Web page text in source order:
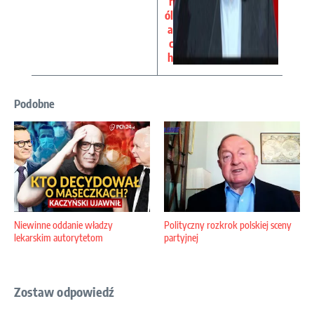
ól
a
c
h
Podobne
Niewinne oddanie władzy
lekarskim autorytetom
Polityczny rozkrok polskiej sceny
partyjnej
Zostaw odpowiedź